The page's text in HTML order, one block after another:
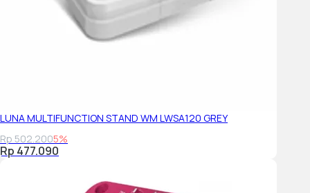
LUNA MULTIFUNCTION STAND WM LWSA120 GREY
Rp 502.2005%
Rp 477.090